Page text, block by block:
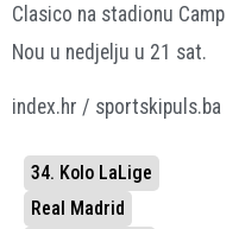
Clasico na stadionu Camp
Nou u nedjelju u 21 sat.
index.hr / sportskipuls.ba
34. Kolo LaLige
Real Madrid